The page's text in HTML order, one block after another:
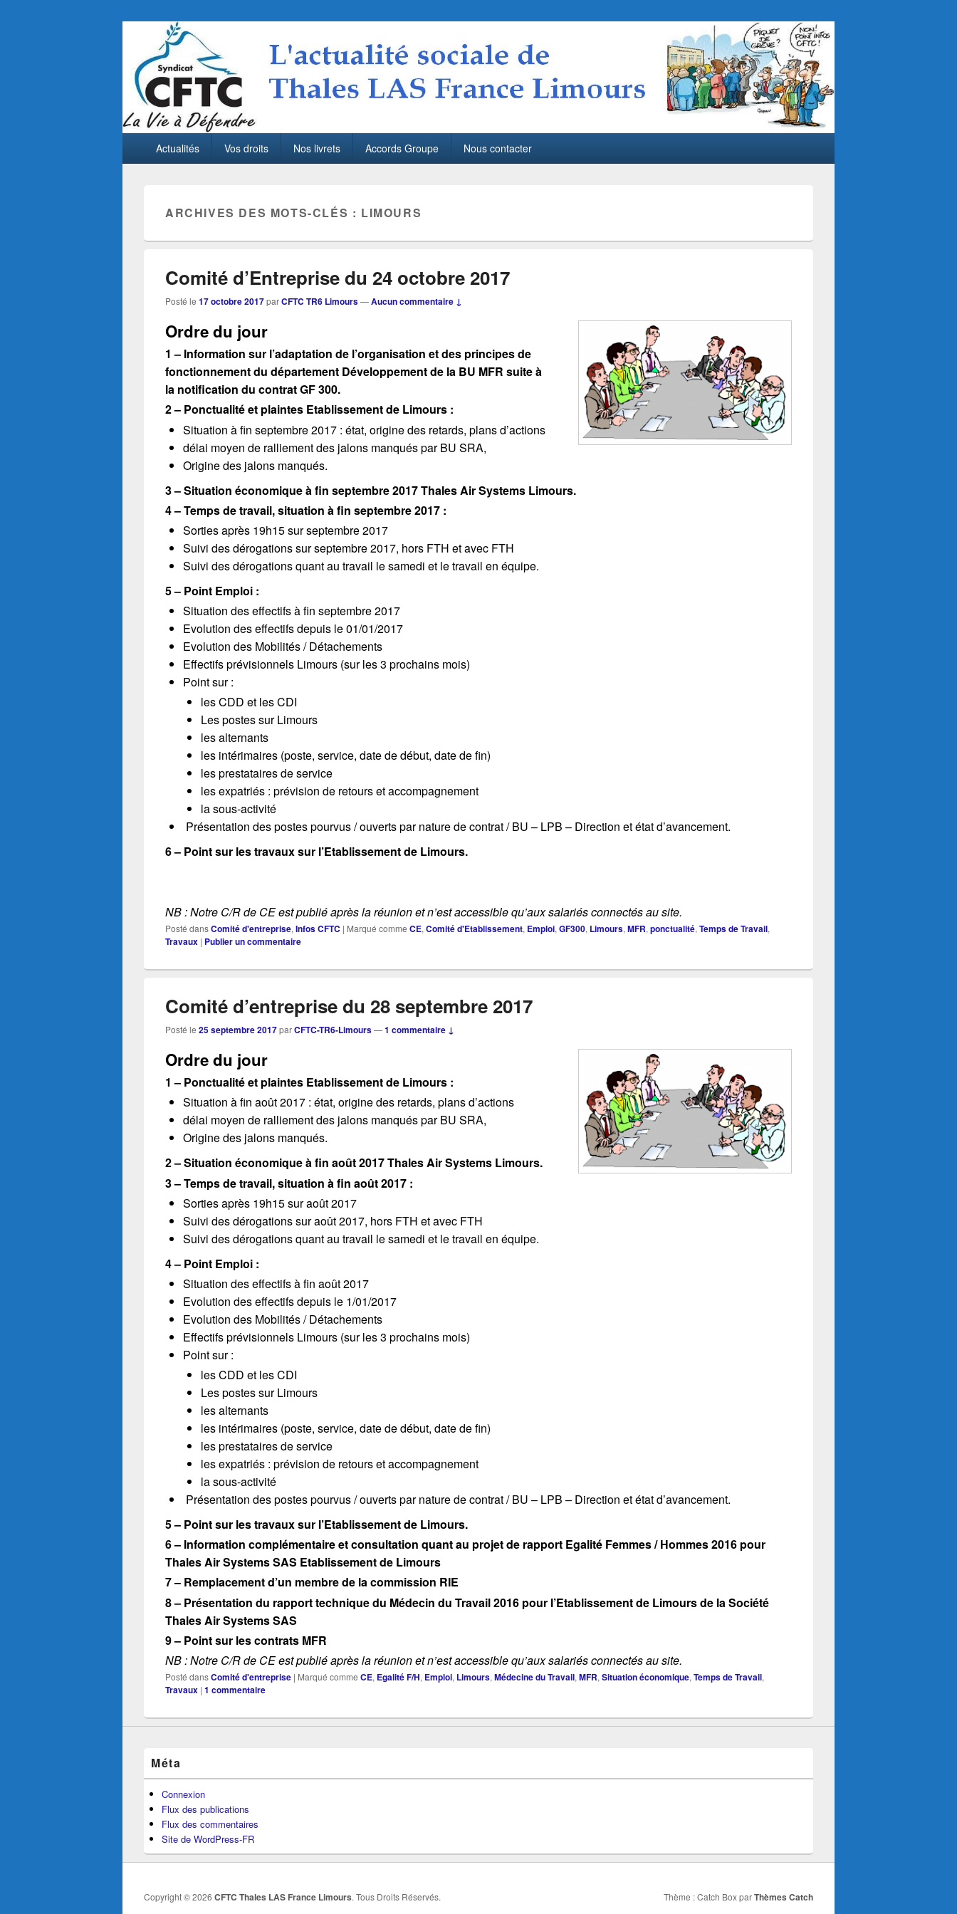
CFTC Thales LAS France Limours
principalActualités Vos droits Nos livrets Accords Groupe Nous contacter
ARCHIVES DES MOTS-CLÉS : LIMOURS
Comité d’Entreprise du 24 octobre 2017
Posté le 17 octobre 2017parCFTC TR6 Limours—Aucun commentaire ↓
Ordre du jour
1 – Information sur l’adaptation de l’organisation et des principes de
fonctionnementdu département Développement de la BU MFR suite à
la notification du contratGF 300.
2 – Ponctualité et plaintes Etablissement de Limours :
Situation à fin septembre 2017 : état, origine des retards, plans d’actions
délai moyen de ralliement des jalons manqués par BU SRA,
Origine des jalons manqués.
3 – Situation économique à fin septembre 2017 Thales Air Systems Limours.
4 – Temps de travail, situation à fin septembre 2017 :
Sorties après 19h15 sur septembre 2017
Suivi des dérogations sur septembre 2017, hors FTH et avec FTH
Suivi des dérogations quant au travail le samedi et le travail en équipe.
5 – Point Emploi :
Situation des effectifs à fin septembre 2017
Evolution des effectifs depuis le 01/01/2017
Evolution des Mobilités / Détachements
Effectifs prévisionnels Limours (sur les 3 prochains mois)
Point sur :
les CDD et les CDI
Les postes sur Limours
les alternants
les intérimaires (poste, service, date de début, date de fin)
les prestataires de service
les expatriés : prévision de retours et accompagnement
la sous-activité
Présentation des postes pourvus / ouverts par nature de contrat / BU – LPB – Direction et état d’avancement.
6 – Point sur les travaux sur l’Etablissement de Limours.
NB : Notre C/R de CE est publié après la réunion et n’est accessible qu’aux salariés connectés au site.
Posté dansComité d'entreprise, Infos CFTC | Marqué comme CE, Comité d'Etablissement, Emploi, GF300, Limours, MFR, ponctualité, Temps de Travail,
Travaux | Publier un commentaire
Comité d’entreprise du 28 septembre 2017
Posté le 25 septembre 2017parCFTC-TR6-Limours—1 commentaire ↓
Ordre du jour
1 – Ponctualité et plaintes Etablissement de Limours :
Situation à fin août 2017 : état, origine des retards, plans d’actions
délai moyen de ralliement des jalons manqués par BU SRA,
Origine des jalons manqués.
2 – Situation économique à fin août 2017 Thales Air Systems Limours.
3 – Temps de travail, situation à fin août 2017 :
Sorties après 19h15 sur août 2017
Suivi des dérogations sur août 2017, hors FTH et avec FTH
Suivi des dérogations quant au travail le samedi et le travail en équipe.
4 – Point Emploi :
Situation des effectifs à fin août 2017
Evolution des effectifs depuis le 1/01/2017
Evolution des Mobilités / Détachements
Effectifs prévisionnels Limours (sur les 3 prochains mois)
Point sur :
les CDD et les CDI
Les postes sur Limours
les alternants
les intérimaires (poste, service, date de début, date de fin)
les prestataires de service
les expatriés : prévision de retours et accompagnement
la sous-activité
Présentation des postes pourvus / ouverts par nature de contrat / BU – LPB – Direction et état d’avancement.
5 – Point sur les travaux sur l’Etablissement de Limours.
6 – Information complémentaire et consultation quant au projet de rapport Egalité Femmes / Hommes 2016 pour
Thales Air Systems SAS Etablissement de Limours
7 – Remplacement d’un membre de la commission RIE
8 – Présentation du rapport technique du Médecin du Travail 2016 pour l’Etablissement de Limours de la Société
Thales Air Systems SAS
9 – Point sur les contrats MFR
NB : Notre C/R de CE est publié après la réunion et n’est accessible qu’aux salariés connectés au site.
Posté dansComité d'entreprise | Marqué comme CE, Egalité F/H, Emploi, Limours, Médecine du Travail, MFR, Situation économique, Temps de Travail,
Travaux | 1 commentaire
Méta
Connexion
Flux des publications
Flux des commentaires
Site de WordPress-FR
Copyright © 2026 CFTC Thales LAS France Limours. Tous Droits Réservés. Thème : Catch Box parThèmes Catch